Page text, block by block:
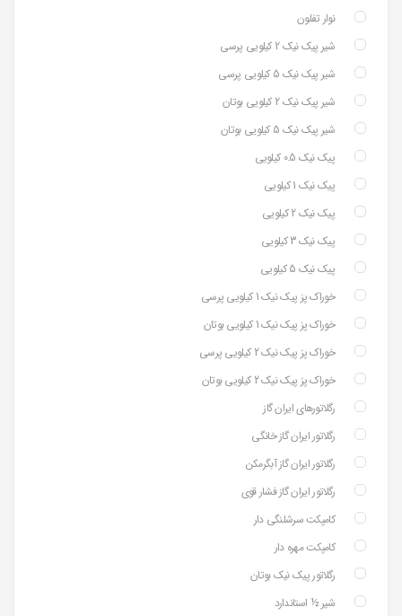
نوار تفلون
شیر پیک نیک 2 کیلویی پرسی
شیر پیک نیک 5 کیلویی پرسی
شیر پیک نیک 2 کیلویی بوتان
شیر پیک نیک 5 کیلویی بوتان
پیک نیک 0.5 کیلویی
پیک نیک 1 کیلویی
پیک نیک 2 کیلویی
پیک نیک 3 کیلویی
پیک نیک 5 کیلویی
خوراک پز پیک نیک 1 کیلویی پرسی
خوراک پز پیک نیک 1 کیلویی بوتان
خوراک پز پیک نیک 2 کیلویی پرسی
خوراک پز پیک نیک 2 کیلویی بوتان
رگلاتورهای ایران گاز
رگلاتور ایران گاز خانگی
رگلاتور ایران گاز آبگرمکن
رگلاتور ایران گاز فشار قوی
کامپکت سرشلنگی دار
کامپکت مهره دار
رگلاتور پیک نیک بوتان
شیر ½ استاندارد